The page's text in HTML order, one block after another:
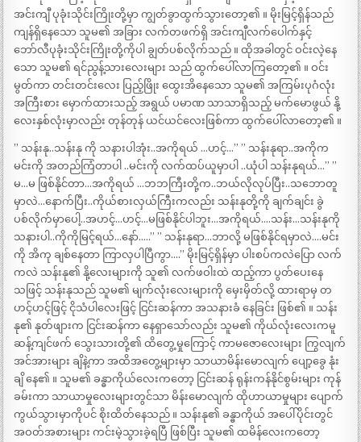
အင်းကျီ ပုခုံးသိုင်းကြိုးတို့မှာ ကျွတ်ခွာထွက်သွားတော့၏ ။ မိုးမြင့်ရှိန်သည်
ကျန်ရှိနေသော သူမ၏ အခြား လက်တဖက်ရှိ အင်းကျီလက်ပေါက်နှင့်
ဘော်လီပုခုံးသိုင်းကြိုးတို့ကိုပါ ချွတ်ပစ်လိုက်သည် ။ ထိုအခါတွင် ဝင်းလဲ့နေ
သော သူမ၏ ရင်ညွန့်သားလေးများ သည် ထွက်ပေါ်လာကြတော့၏ ။ ဝင်း
မွတ်ကာ တင်းတင်းလေး ပြည့်ဖြိုး ထွေးအိနေသော သူမ၏ အကြမ်းပုဂံလုံး
အကြီးစား မှောက်ထားသည့် အရွယ် ပမာဏ သာသာရှိသည့် မက်မောဖွယ် နို့
လေးနှစ်လုံးမှာလည်း တုန်တုန် ယင်ယင်လေးဖြစ်ကာ ထွက်ပေါ်လာတော့၏ ။
” သန်းနု..သန်းနု ကို သနားပါအုံး..အကိုရယ် …ဟင့်…” ” သန်းနုရာ..အကိုက
မင်းကို အတည်ကြံတာပါ ..မင်းကို လက်ထပ်ယူမှာပါ ..ယုံပါ သန်းနုရယ်…” ”
မ…မ ဖြစ်နိုင်တာ…အကိုရယ် …ဘဘကြီးတို့က..ဘယ်လိုလုပ်ပြီး..သဘောတူ
မှာလဲ…နောက်ပြီး..ကိုယ်စားလှယ်ကြီးကလည်း သန်းနုတို့ကို ချက်ချင်း ခွဲ
ပစ်လိုက်မှာပေါ့..အဟင့်…ဟင့်…မဖြစ်နိုင်ပါဘူး…အကိုရယ်….သန်း…သန်းနုကို
သနားပါ..ကိုကိုမြင့်ရယ်…နော်…..” ” သန်းနုရာ…ဘာလို့ မဖြစ်နိုင်ရမှာလဲ….မင်း
ကို အိကု ချစ်နေတာ ကြာလှပါပြီကွာ….” မိုးမြင့်ရှိန်မှာ ပါးစပ်ကလဲပြော လက်
ကလဲ သန်းနု၏ နို့လေးများကို သူ၏ လက်ဖဝါးထဲ ထည့်ကာ ပွတ်ပေးနေ
သဖြင့် သန်းနုသည် သူမ၏ မျက်လုံးလေးများကို မှေးမှိတ်လို့ ထားရာမှ တ
ဟင့်ဟင့်ဖြင့် ငိုသံပါလေးဖြင့် ငြင်းဆန်ကာ အသနားခံ နေခြင်း ဖြစ်၏ ။ သန်း
နု၏ နုတ်ဖျားက ငြင်းဆန်ကာ နေရှာသော်လည်း သူမ၏ ကိုယ်လုံးလေးကမူ
ဆန့်ကျင်ဖက် သွေးသားတို့၏ ထိတွေ့မှုကြောင့် ကာမဇောလေးများ ကြွလျက်
အင်အားများ ချိနဲ့ကာ အထိအတွေ့များမှာ သာယာမိန်းမောလျက် ပျော့ခွေ နုံး
ချိ နေ၏ ။ သူမ၏ ခန္ဓာကိုယ်လေးကတော့ ငြင်းဆန် ရုန်းကန်နိုင်စွမ်းများ ကုန်
ခမ်းကာ သာယာမှုလေးများတွင်သာ မိန်းမောလျက် ထိုဟာယာမှုများ ပျောက်
ကွယ်သွားမှာကိုပင် စိုးထိတ်နေသည် ။ သန်းနု၏ ခန္ဓာကိုယ် အပေါ်ပိုင်းတွင်
အဝတ်အစားများ ကင်းမဲ့သွားခဲ့ရပြီ ဖြစ်ပြီး သူမ၏ ထမိန်လေးကတော့